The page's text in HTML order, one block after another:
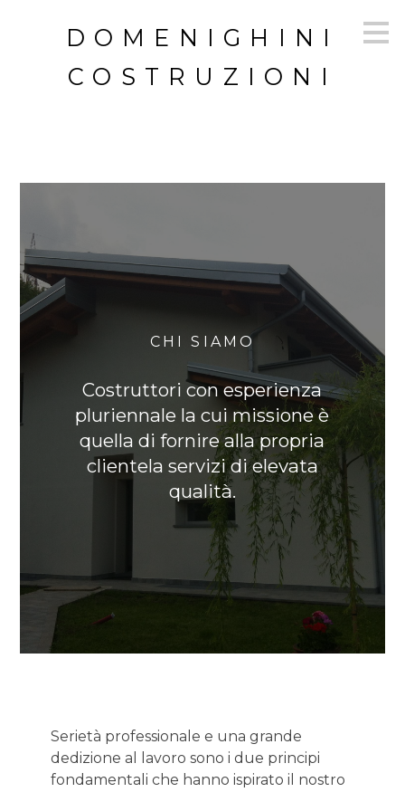
contenutiDOMENIGHINI
COSTRUZIONI
CHI SIAMO
PROGETTI
CHI SIAMO
Costruttori con esperienza
pluriennale la cui missione è
quella di fornire alla propria
clientela servizi di elevata
qualità.
Serietà professionale e una grande
dedizione al lavoro sono i due principi
fondamentali che hanno ispirato il nostro